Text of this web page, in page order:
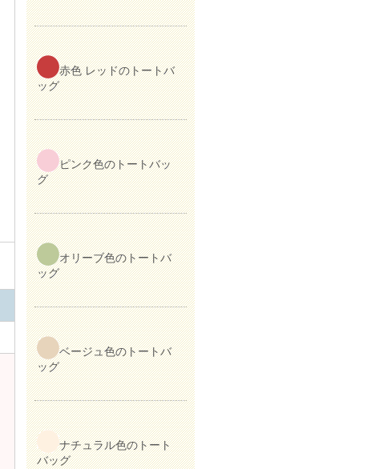
赤色 レッドのトートバ
ッグ
ピンク色のトートバッ
グ
オリーブ色のトートバ
ッグ
ベージュ色のトートバ
ッグ
ナチュラル色のトート
バッグ